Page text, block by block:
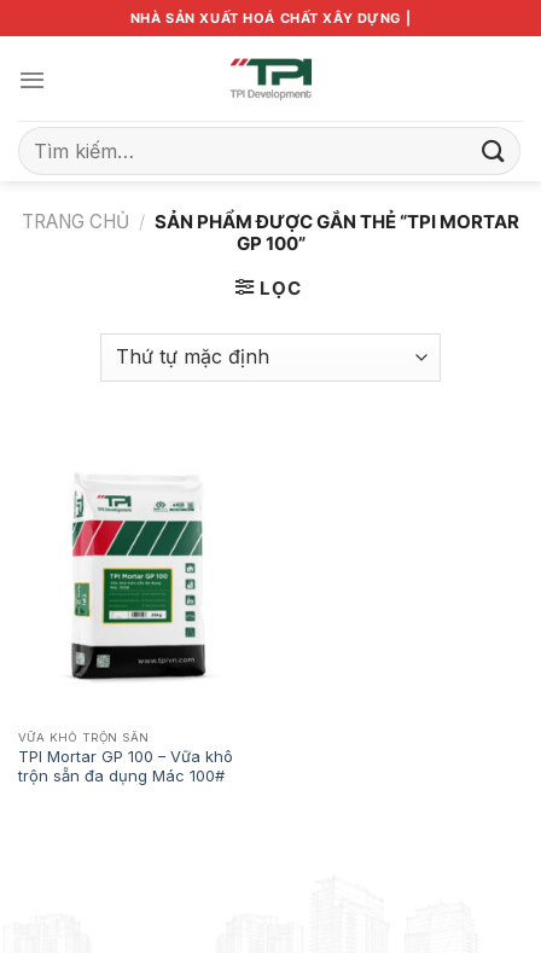
qua
nội
NHÀ SẢN XUẤT HOÁ CHẤT XÂY DỰNG |
Tìm
kiếm:
TRANG CHỦ / SẢN PHẨM ĐƯỢC GẮN THẺ “TPI MORTAR
GP 100”
LỌC
VỮA KHÔ TRỘN SẴN
TPI Mortar GP 100 – Vữa khô
trộn sẵn đa dụng Mác 100#